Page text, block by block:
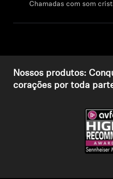
Chamadas com som
Nossos produtos:
corações por toda